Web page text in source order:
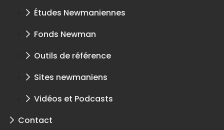
Études Newmaniennes
Fonds Newman
Outils de référence
Sites newmaniens
Vidéos et Podcasts
Contact